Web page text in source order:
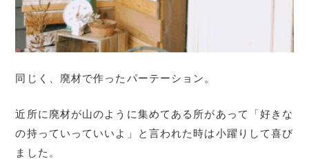
同じく、廃材で作ったパーテーション。
近所に廃材が山のように集めてある所があって「好きな
の持っていっていいよ」と言われた時は小躍りして喜び
ました。